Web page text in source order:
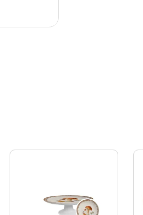
no seu navegador, pois são
cookies de terceiros que nos
seu navegador apenas com o seu